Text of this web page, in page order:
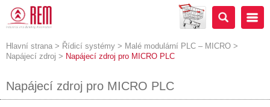
Hlavní strana > Řídicí systémy > Malé modulární PLC – MICRO >
Napájecí zdroj > Napájecí zdroj pro MICRO PLC
Napájecí zdroj pro MICRO PLC